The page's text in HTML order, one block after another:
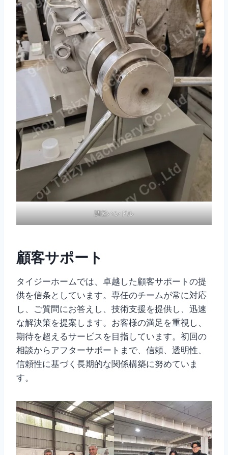
調整ハンドル
顧客サポート
タイジーホームでは、卓越した顧客サポートの提
供を信条としています。専任のチームが常に対応
し、ご質問にお答えし、技術支援を提供し、迅速
な解決策を提案します。お客様の満足を重視し、
期待を超えるサービスを目指しています。初回の
相談からアフターサポートまで、信頼、透明性、
信頼性に基づく長期的な関係構築に努めていま
す。